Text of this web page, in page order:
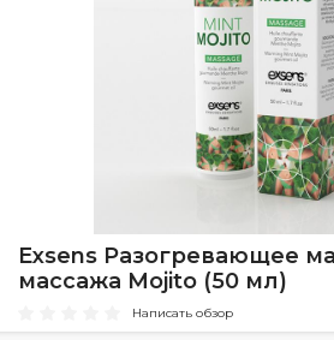
Exsens Разогревающее
массажа Mojito (50 мл)
Написать обзор